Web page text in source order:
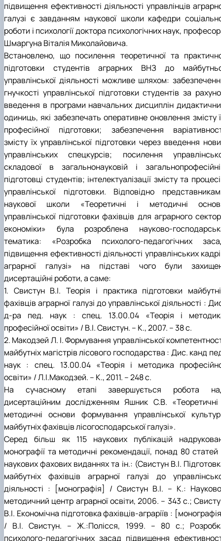
підвищення ефективності діяльності управлінців
галузі є завданням наукової школи кафедри
роботи і психології доктора психологічних наук,
Шмаргуна Віталія Миколайовича.
Встановлено, що посилення теоретичної та
підготовки студентів аграрних ВНЗ до
управлінської діяльності можливе шляхом:
гнучкості управлінської підготовки студентів за
введення в програми навчальних дисциплін
одиниць, які забезпечать оперативне оновлення змісту
професійної підготовки; забезпечення
змісту їх управлінської підготовки через введення
управлінських спецкурсів; посилення
складової в загальнонауковій і
підготовці студентів; інтелектуалізації змісту та
управлінської підготовки. Відповідно
наукової школи «Теоретичні і методичні
управлінської підготовки фахівців для аграрного
економіки» була розроблена науково-
тематика: «Розробка психолого-педагогічних
підвищення ефективності діяльності управлінських
аграрної галузі» на підставі чого були
дисертаційні роботи, а саме:
1. Свистун В.І. Теорія і практика підготовки
фахівців аграрної галузі до управлінської діяльності :
д-ра пед. наук : спец. 13.00.04 «Теорія і
професійної освіти» / В.І. Свистун. – К., 2007. – 38 с.
2. Макодзей Л. І. Формування управлінської
майбутніх магістрів лісового господарства : Дис. канд
наук : спец. 13.00.04 «Теорія і методика
освіти» / Л.І.Макодзей. – К., 2011. – 248 с.
На сучасному етапі завершується робота
дисертаційним дослідженням Яшник С.В. «Теоретичні
методичні основи формування управлінської
майбутніх фахівців лісогосподарської галузі».
Серед більш як 115 наукових публікацій
монографії та методичні рекомендації, понад 80 статей
наукових фахових виданнях та ін.: (Свистун В.І.
майбутніх фахівців аграрної галузі до
діяльності : [монографія] / Свистун В.І. – К.:
методичний центр аграрної освіти, 2006. – 343 с.;
В.І. Економічна підготовка фахівців-аграріїв :
/ В.І. Свистун. – Ж.:Полісся, 1999. – 80 с.;
психолого-педагогічних засад підвищення